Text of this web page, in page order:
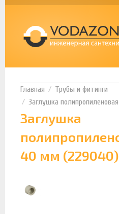
Трубы и фитинги
Заглушка
Заглушка
40 мм (229040)